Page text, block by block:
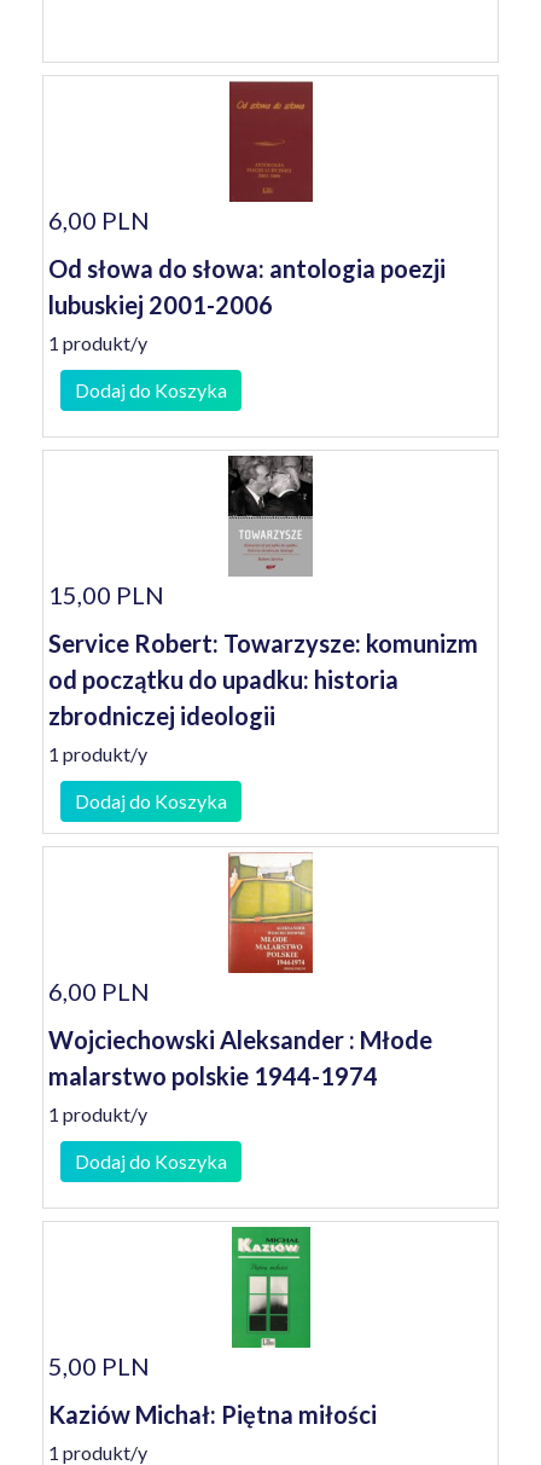
6,00 PLN
Od słowa do słowa: antologia poezji
lubuskiej 2001-2006
1 produkt/y
Dodaj do Koszyka
15,00 PLN
Service Robert: Towarzysze: komunizm
od początku do upadku: historia
zbrodniczej ideologii
1 produkt/y
Dodaj do Koszyka
6,00 PLN
Wojciechowski Aleksander : Młode
malarstwo polskie 1944-1974
1 produkt/y
Dodaj do Koszyka
5,00 PLN
Kaziów Michał: Piętna miłości
1 produkt/y